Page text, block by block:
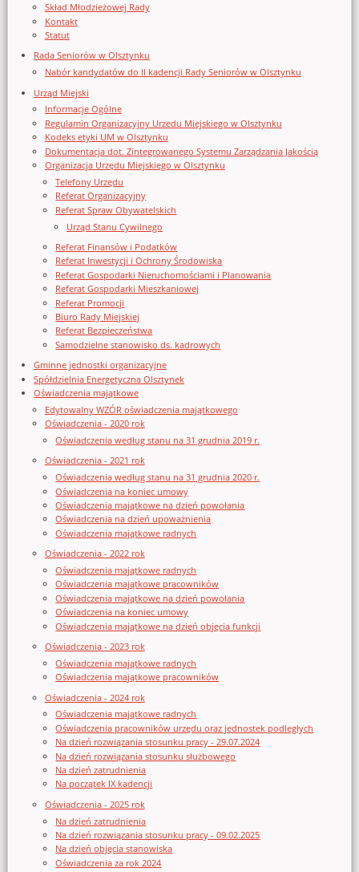
Skład Młodzieżowej Rady
Kontakt
Statut
Rada Seniorów w Olsztynku
Nabór kandydatów do II kadencji Rady Seniorów w Olsztynku
Urząd Miejski
Informacje Ogólne
Regulamin Organizacyjny Urzedu Miejskiego w Olsztynku
Kodeks etyki UM w Olsztynku
Dokumentacja dot. Zintegrowanego Systemu Zarządzania Jakością
Organizacja Urzędu Miejskiego w Olsztynku
Telefony Urzędu
Referat Organizacyjny
Referat Spraw Obywatelskich
Urząd Stanu Cywilnego
Referat Finansów i Podatków
Referat Inwestycji i Ochrony Środowiska
Referat Gospodarki Nieruchomościami i Planowania
Referat Gospodarki Mieszkaniowej
Referat Promocji
Biuro Rady Miejskiej
Referat Bezpieczeństwa
Samodzielne stanowisko ds. kadrowych
Gminne jednostki organizacyjne
Spółdzielnia Energetyczna Olsztynek
Oświadczenia majątkowe
Edytowalny WZÓR oświadczenia majątkowego
Oświadczenia - 2020 rok
Oświadczenia według stanu na 31 grudnia 2019 r.
Oświadczenia - 2021 rok
Oświadczenia według stanu na 31 grudnia 2020 r.
Oświadczenia na koniec umowy
Oświadczenia majątkowe na dzień powołania
Oświadczenia na dzień upoważnienia
Oświadczenia majątkowe radnych
Oświadczenia - 2022 rok
Oświadczenia majątkowe radnych
Oświadczenia majątkowe pracowników
Oświadczenia majątkowe na dzień powołania
Oświadczenia na koniec umowy
Oświadczenia majątkowe na dzień objęcia funkcji
Oświadczenia - 2023 rok
Oświadczenia majątkowe radnych
Oświadczenia majątkowe pracowników
Oświadczenia - 2024 rok
Oświadczenia majątkowe radnych
Oświadczenia pracowników urzędu oraz jednostek podległych
Na dzień rozwiązania stosunku pracy - 29.07.2024
Na dzień rozwiązania stosunku służbowego
Na dzień zatrudnienia
Na początek IX kadencji
Oświadczenia - 2025 rok
Na dzień zatrudnienia
Na dzień rozwiązania stosunku pracy - 09.02.2025
Na dzień objęcia stanowiska
Oświadczenia za rok 2024